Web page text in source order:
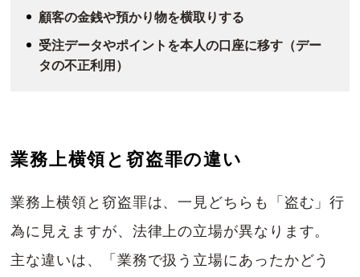
顧客の金銭や預かり物を横取りする
受注データやポイントを本人の口座に移す（デー
タの不正利用）
業務上横領と窃盗罪の違い
業務上横領と窃盗罪は、一見どちらも「盗む」行
為に見えますが、法律上の立場が異なります。
主な違いは、「業務で扱う立場にあったかどう